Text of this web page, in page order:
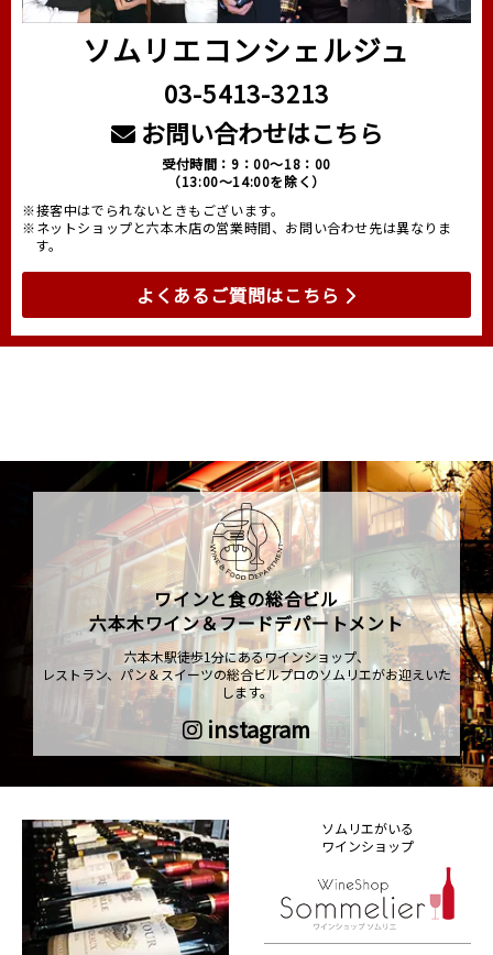
ソムリエコンシェルジュ
03-5413-3213
お問い合わせはこちら
受付時間：9：00～18：00
（13:00～14:00を除く）
※接客中はでられないときもございます。
※ネットショップと六本木店の営業時間、お問い合わせ先は異なりま
す。
よくあるご質問はこちら
ワインと食の総合ビル
六本木ワイン＆フードデパートメント
六本木駅徒歩1分にあるワインショップ、
レストラン、パン＆スイーツの総合ビルプロのソムリエがお迎えいた
します。
instagram
ソムリエがいる
ワインショップ